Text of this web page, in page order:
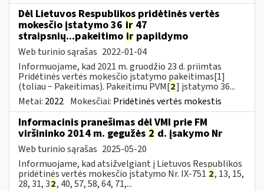
Dėl Lietuvos Respublikos pridėtinės vertės
mokesčio įstatymo 36 ir 47
straipsnių...pakeitimo ir papildymo
Web turinio sąrašas 2022-01-04
Informuojame, kad 2021 m. gruodžio 23 d. priimtas
Pridėtinės vertės mokesčio įstatymo pakeitimas[1]
(toliau − Pakeitimas). Pakeitimu PVM[2] įstatymo 36...
Metai: 2022 Mokesčiai: Pridėtinės vertės mokestis
Informacinis pranešimas dėl VMI prie FM
viršininko 2014 m. gegužės 2 d. įsakymo Nr
Web turinio sąrašas 2025-05-20
Informuojame, kad atsižvelgiant į Lietuvos Respublikos
pridėtinės vertės mokesčio įstatymo Nr. IX-751 2, 13, 15,
28, 31, 32, 40, 57, 58, 64, 71,...